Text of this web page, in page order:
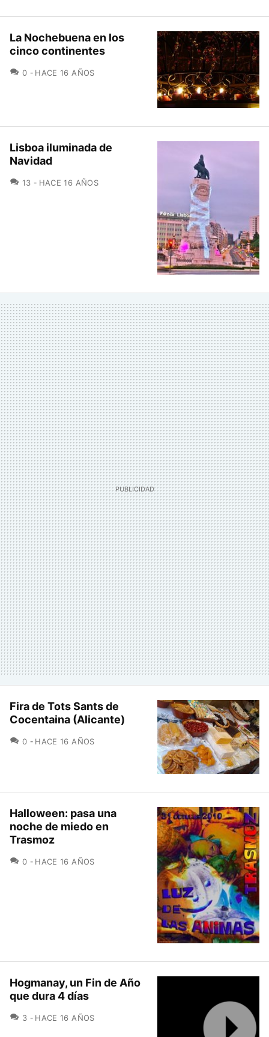
La Nochebuena en los
cinco continentes
0 COMENTARIOS
HACE 16 AÑOS
Lisboa iluminada de
Navidad
13 COMENTARIOS
HACE 16 AÑOS
Fira de Tots Sants de
Cocentaina (Alicante)
0 COMENTARIOS
HACE 16 AÑOS
Halloween: pasa una
noche de miedo en
Trasmoz
0 COMENTARIOS
HACE 16 AÑOS
Hogmanay, un Fin de Año
que dura 4 días
3 COMENTARIOS
HACE 16 AÑOS